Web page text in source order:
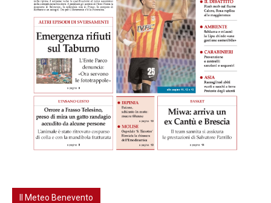
Il Meteo Benevento